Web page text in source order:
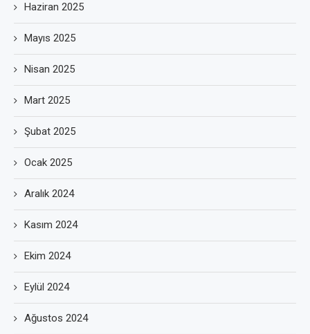
Haziran 2025
Mayıs 2025
Nisan 2025
Mart 2025
Şubat 2025
Ocak 2025
Aralık 2024
Kasım 2024
Ekim 2024
Eylül 2024
Ağustos 2024